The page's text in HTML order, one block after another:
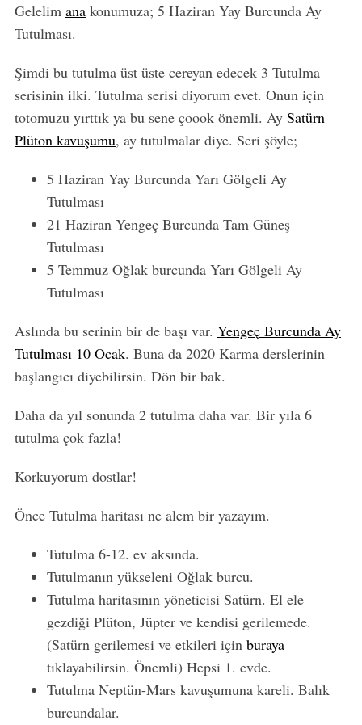
Gelelim anakonumuza; 5 Haziran Yay Burcunda Ay
Tutulması.
Şimdi bu tutulma üst üste cereyan edecek 3 Tutulma
serisinin ilki. Tutulma serisi diyorum evet. Onun için
totomuzu yırttık ya bu sene çoook önemli. AySatürn
Plüton kavuşumu, ay tutulmalar diye. Seri şöyle;
5 Haziran Yay Burcunda Yarı Gölgeli Ay
Tutulması
21 Haziran Yengeç Burcunda Tam Güneş
Tutulması
5 Temmuz Oğlak burcunda Yarı Gölgeli Ay
Tutulması
Aslında bu serinin bir de başı var. Yengeç Burcunda Ay
Tutulması 10 Ocak. Buna da 2020 Karma derslerinin
başlangıcı diyebilirsin. Dön bir bak.
Daha da yıl sonunda 2 tutulma daha var. Bir yıla 6
tutulma çok fazla!
Korkuyorum dostlar!
Önce Tutulma haritası ne alem bir yazayım.
Tutulma 6-12. ev aksında.
Tutulmanın yükseleni Oğlak burcu.
Tutulma haritasının yöneticisi Satürn. El ele
gezdiği Plüton, Jüpter ve kendisi gerilemede.
(Satürn gerilemesi ve etkileri için buraya
tıklayabilirsin. Önemli) Hepsi 1. evde.
Tutulma Neptün-Mars kavuşumuna kareli. Balık
burcundalar.